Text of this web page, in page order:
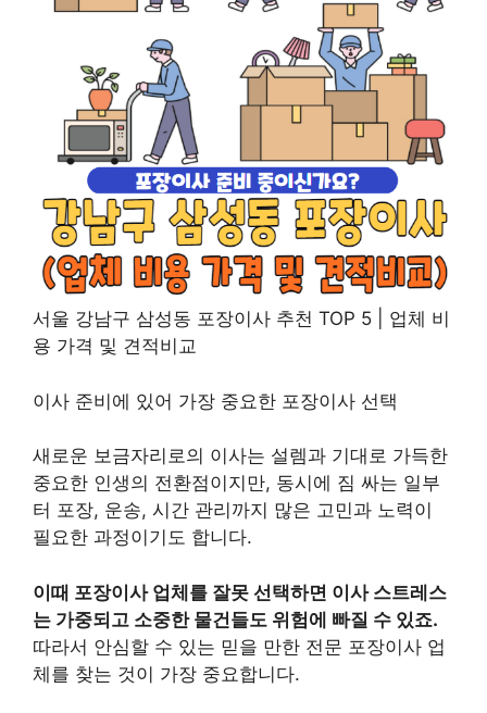
서울 강남구 삼성동 포장이사 추천 TOP 5 | 업체 비
용 가격 및 견적비교
이사 준비에 있어 가장 중요한 포장이사 선택
새로운 보금자리로의 이사는 설렘과 기대로 가득한
중요한 인생의 전환점이지만, 동시에 짐 싸는 일부
터 포장, 운송, 시간 관리까지 많은 고민과 노력이
필요한 과정이기도 합니다.
이때 포장이사 업체를 잘못 선택하면 이사 스트레스
는 가중되고 소중한 물건들도 위험에 빠질 수 있죠.
따라서 안심할 수 있는 믿을 만한 전문 포장이사 업
체를 찾는 것이 가장 중요합니다.